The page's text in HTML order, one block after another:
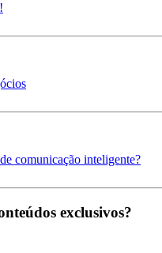
comunicação inteligente?
exclusivos?